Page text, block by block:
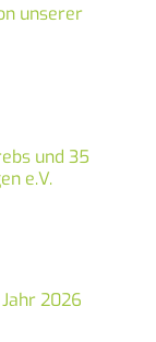
unserer
und 35
e.V.
2026